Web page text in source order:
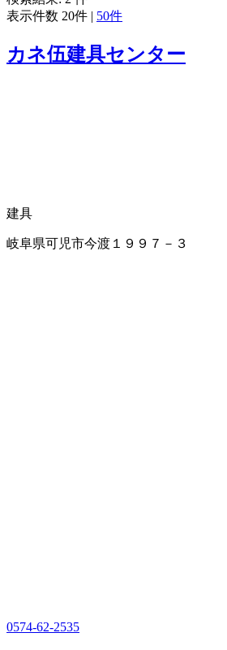
表示件数 20件 | 50件
カネ伍建具センター
建具
岐阜県可児市今渡１９９７－３
0574-62-2535